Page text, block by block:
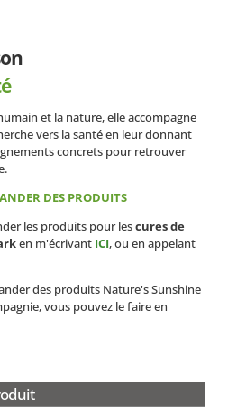
et la nature, elle accompagne
vers la santé en leur donnant
concrets pour retrouver
DES PRODUITS
les produits pour lescures de
en m'écrivant ICI, ou en appelant
des produits Nature's Sunshine
vous pouvez le faire en